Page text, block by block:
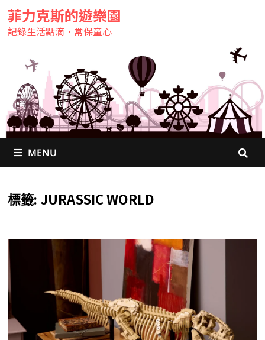
菲力克斯的遊樂園
記錄生活點滴．常保童心
MENU
標籤: JURASSIC WORLD